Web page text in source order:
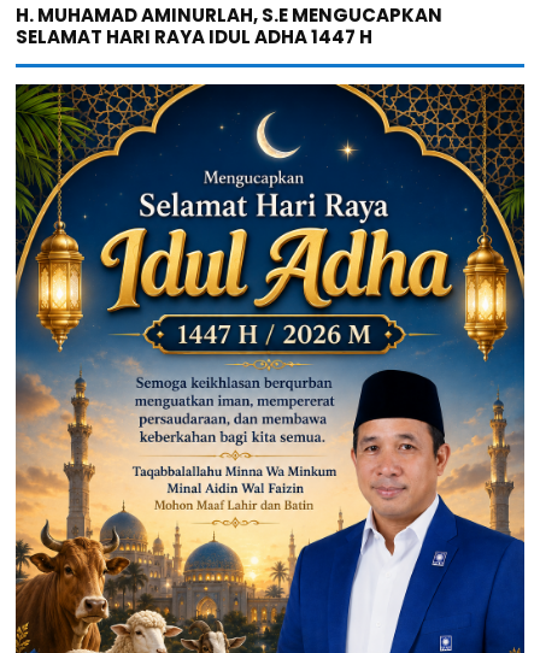
H. MUHAMAD AMINURLAH, S.E MENGUCAPKAN
SELAMAT HARI RAYA IDUL ADHA 1447 H